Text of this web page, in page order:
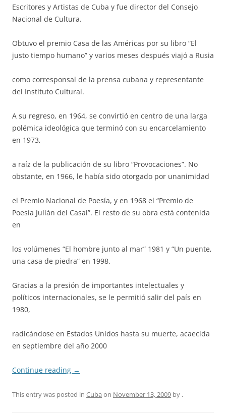
Escritores y Artistas de Cuba y fue director del Consejo
Nacional de Cultura.
Obtuvo el premio Casa de las Américas por su libro “El
justo tiempo humano” y varios meses después viajó a Rusia
como corresponsal de la prensa cubana y representante
del Instituto Cultural.
A su regreso, en 1964, se convirtió en centro de una larga
polémica ideológica que terminó con su encarcelamiento
en 1973,
a raíz de la publicación de su libro “Provocaciones”. No
obstante, en 1966, le había sido otorgado por unanimidad
el Premio Nacional de Poesía, y en 1968 el “Premio de
Poesía Julián del Casal”. El resto de su obra está contenida
en
los volúmenes “El hombre junto al mar” 1981 y “Un puente,
una casa de piedra” en 1998.
Gracias a la presión de importantes intelectuales y
políticos internacionales, se le permitió salir del país en
1980,
radicándose en Estados Unidos hasta su muerte, acaecida
en septiembre del año 2000
Continue reading →
This entry was posted in Cuba on November 13, 2009 by .